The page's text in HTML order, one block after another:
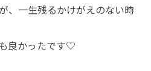
、一生残るかけがえのない時
良かったです♡